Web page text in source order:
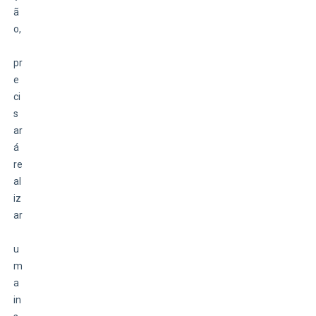
ã
o,
pr
e
ci
s
ar
á
re
al
iz
ar
u
m
a
in